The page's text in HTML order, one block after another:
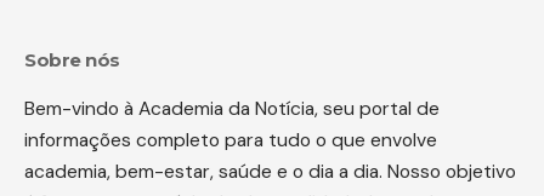
Sobre nós
Bem-vindo à Academia da Notícia, seu portal de
informações completo para tudo o que envolve
academia, bem-estar, saúde e o dia a dia. Nosso objetivo